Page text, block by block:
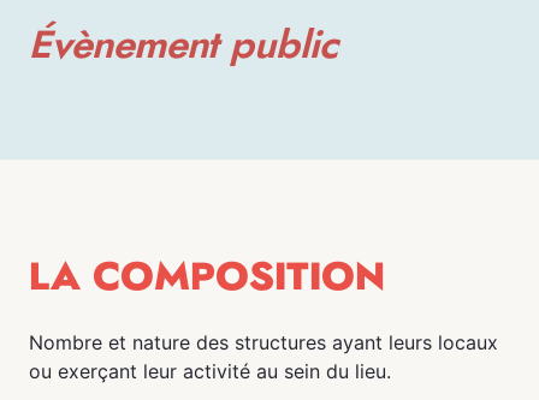
Évènement public
LA COMPOSITION
Nombre et nature des structures ayant leurs locaux
ou exerçant leur activité au sein du lieu.